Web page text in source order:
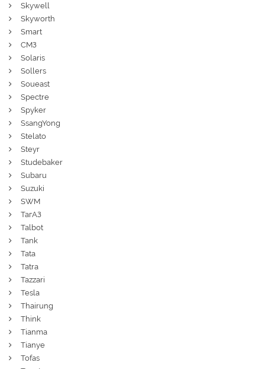
Skywell
Skyworth
Smart
СМЗ
Solaris
Sollers
Soueast
Spectre
Spyker
SsangYong
Stelato
Steyr
Studebaker
Subaru
Suzuki
SWM
ТагАЗ
Talbot
Tank
Tata
Tatra
Tazzari
Tesla
Thairung
Think
Tianma
Tianye
Tofas